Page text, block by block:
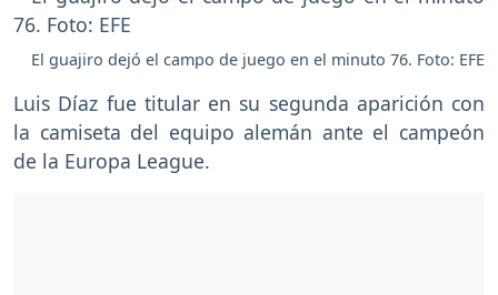
El guajiro dejó el campo de juego en el minuto 76. Foto: EFE
Luis Díaz fue titular en su segunda aparición con
la camiseta del equipo alemán ante el campeón
de la Europa League.